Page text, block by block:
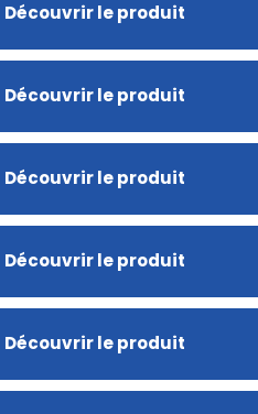
Découvrir le produit
Découvrir le produit
Découvrir le produit
Découvrir le produit
Découvrir le produit